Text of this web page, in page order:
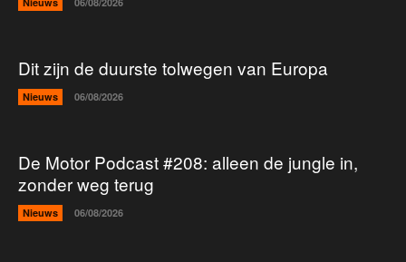
Dit zijn de duurste tolwegen van Europa
Nieuws 06/08/2026
De Motor Podcast #208: alleen de jungle in,
zonder weg terug
Nieuws 06/08/2026